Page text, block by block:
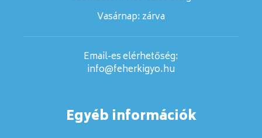
Vasárnap:zárva
Email-es elérhetőség:
info@feherkigyo.hu
Egyéb információk